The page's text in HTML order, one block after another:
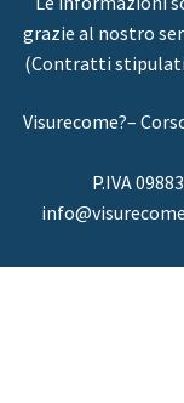
grazie al nostro
(Contratti stipulati
Visurecome?–
P.IVA